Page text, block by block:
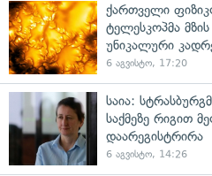
ქართველი
ტელესკოპმა
უნიკალური
6 აგვისტო, 17:20
საია:
საქმეზე რიგით
დაარეგისტრირა
6 აგვისტო, 14:26